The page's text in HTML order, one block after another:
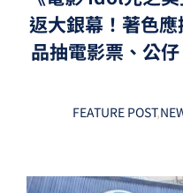
返大銀幕！著色
品抽電影票、公
FEATURE POST,